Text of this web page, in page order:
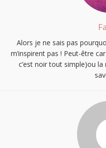
Alors je ne sais pas
m’inspirent pas ! Peut-être
c’est noir tout simple)ou